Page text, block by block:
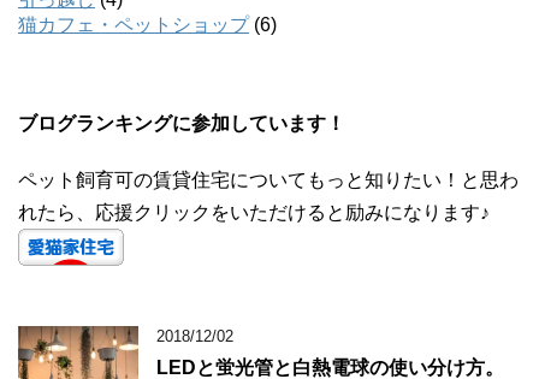
猫カフェ・ペットショップ(6)
ブログランキングに参加しています！
ペット飼育可の賃貸住宅についてもっと知りたい！と思わ
れたら、応援クリックをいただけると励みになります♪
2018/12/02
LEDと蛍光管と白熱電球の使い分け方。